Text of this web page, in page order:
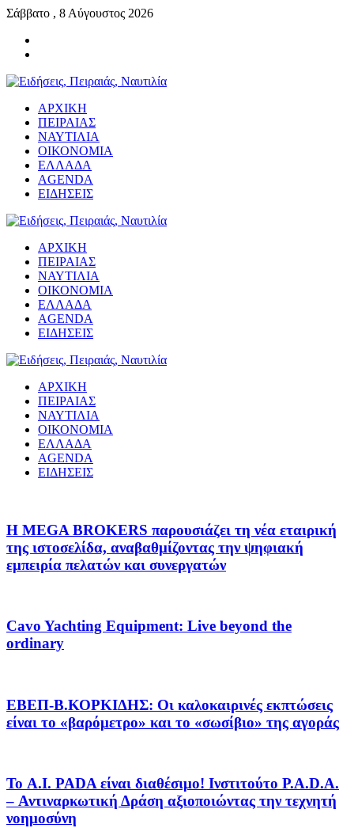
Σάββατο , 8 Αύγουστος 2026
ΑΡΧΙΚΗ
ΠΕΙΡΑΙΑΣ
ΝΑΥΤΙΛΙΑ
ΟΙΚΟΝΟΜΙΑ
ΕΛΛΑΔΑ
AGENDA
ΕΙΔΗΣΕΙΣ
ΑΡΧΙΚΗ
ΠΕΙΡΑΙΑΣ
ΝΑΥΤΙΛΙΑ
ΟΙΚΟΝΟΜΙΑ
ΕΛΛΑΔΑ
AGENDA
ΕΙΔΗΣΕΙΣ
ΑΡΧΙΚΗ
ΠΕΙΡΑΙΑΣ
ΝΑΥΤΙΛΙΑ
ΟΙΚΟΝΟΜΙΑ
ΕΛΛΑΔΑ
AGENDA
ΕΙΔΗΣΕΙΣ
Η MEGA BROKERS παρουσιάζει τη νέα εταιρική
της ιστοσελίδα, αναβαθμίζοντας την ψηφιακή
εμπειρία πελατών και συνεργατών
Cavo Yachting Equipment: Live beyond the
ordinary
EΒΕΠ-Β.ΚΟΡΚΙΔΗΣ: Οι καλοκαιρινές εκπτώσεις
είναι το «βαρόμετρο» και το «σωσίβιο» της αγοράς
Το A.I. PADA είναι διαθέσιμο! Ινστιτούτο P.A.D.A.
– Αντιναρκωτική Δράση αξιοποιώντας την τεχνητή
νοημοσύνη